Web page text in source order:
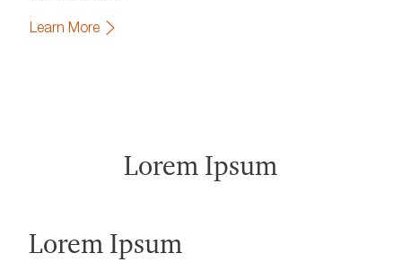
Learn More
Lorem Ipsum
Lorem Ipsum